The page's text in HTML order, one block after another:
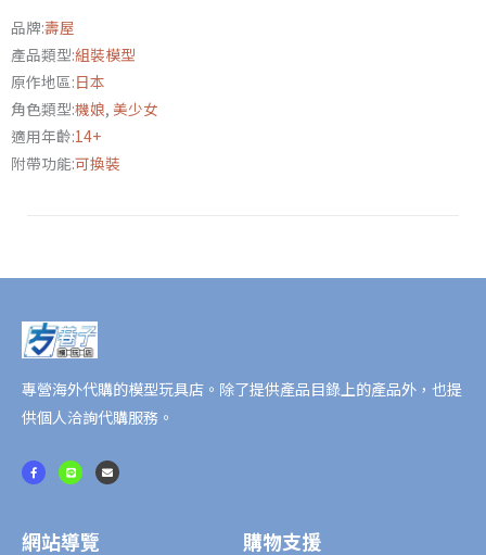
神
裝
置
×
機
戰
高
閑
師
門
特
量
品牌:壽屋
產品類型:組裝模型
原作地區:日本
角色類型:機娘, 美少女
適用年齡:14+
附帶功能:可換裝
專營海外代購的模型玩具店。除了提供產品目錄上的產品外，也提
供個人洽詢代購服務。
F
a
c
k
-
L
i
n
E
n
v
網站導覽 購物支援